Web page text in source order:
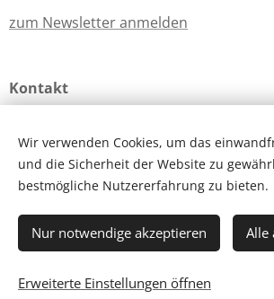
Zum Warenkorb
zum Newsletter anmelden
Kontakt
Telefon:+49(0)15125262750
Maibellspflanzenfarben 2019 - 2026
Wir verwenden Cookies, um das
und die Sicherheit der Website zu
bestmögliche Nutzererfahrung zu bieten.
Nur notwendige akzeptieren Alle
Erweiterte Einstellungen öffnen